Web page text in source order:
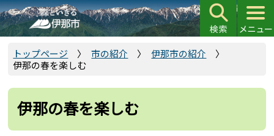
こ
の
ペ
で
トップページ 市の紹介
伊那市の紹介
伊那の春を楽しむ
伊那の春を楽しむ